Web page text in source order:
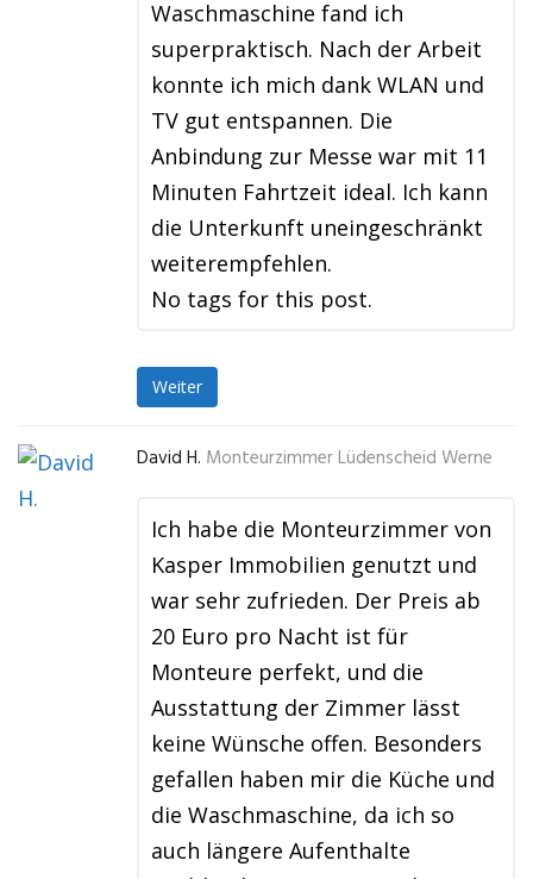
Waschmaschine fand ich
superpraktisch. Nach der Arbeit
konnte ich mich dank WLAN und
TV gut entspannen. Die
Anbindung zur Messe war mit 11
Minuten Fahrtzeit ideal. Ich kann
die Unterkunft uneingeschränkt
weiterempfehlen.
No tags for this post.
Weiter
David H. Monteurzimmer Lüdenscheid Werne
Ich habe die Monteurzimmer von
Kasper Immobilien genutzt und
war sehr zufrieden. Der Preis ab
20 Euro pro Nacht ist für
Monteure perfekt, und die
Ausstattung der Zimmer lässt
keine Wünsche offen. Besonders
gefallen haben mir die Küche und
die Waschmaschine, da ich so
auch längere Aufenthalte